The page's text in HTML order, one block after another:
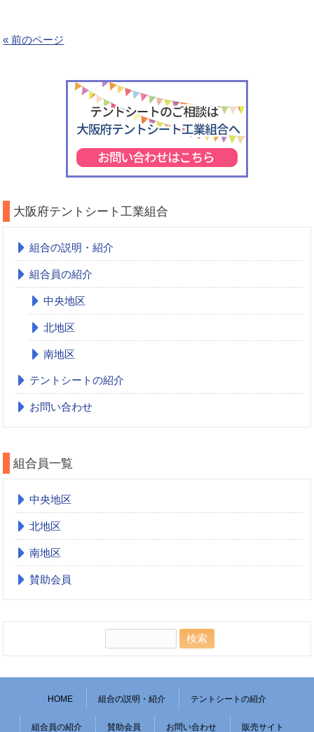
« 前のページ
大阪府テントシート工業組合
組合の説明・紹介
組合員の紹介
中央地区
北地区
南地区
テントシートの紹介
お問い合わせ
組合員一覧
中央地区
北地区
南地区
賛助会員
HOME 組合の説明・紹介 テントシートの紹介
組合員の紹介 賛助会員 お問い合わせ 販売サイト